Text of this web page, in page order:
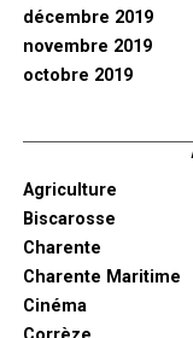
décembre 2019
novembre 2019
octobre 2019
Agriculture
Biscarosse
Charente
Charente Maritime
Cinéma